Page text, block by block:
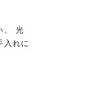
、 光
入れに